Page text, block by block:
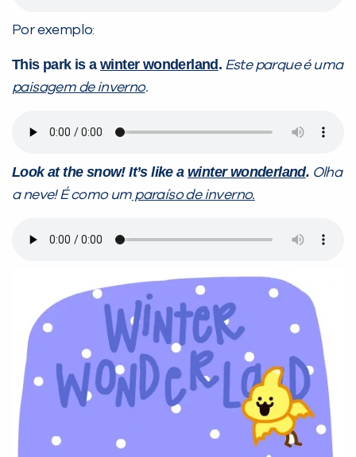
Por exemplo:
This park is awinter wonderland . Este parque é uma
paisagem de inverno.
Look at the snow! It’s like a winter wonderland. Olha
a neve! É como umparaíso de inverno.